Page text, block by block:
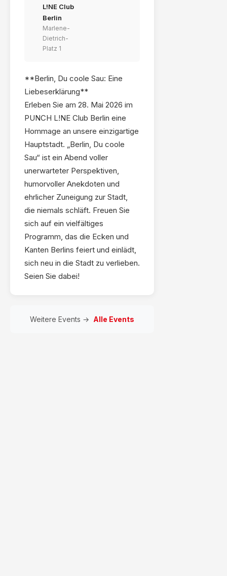
L!NE Club
Berlin
Marlene-
Dietrich-
Platz 1
**Berlin, Du coole Sau: Eine
Liebeserklärung**
Erleben Sie am 28. Mai 2026 im
PUNCH L!NE Club Berlin eine
Hommage an unsere einzigartige
Hauptstadt. „Berlin, Du coole
Sau“ ist ein Abend voller
unerwarteter Perspektiven,
humorvoller Anekdoten und
ehrlicher Zuneigung zur Stadt,
die niemals schläft. Freuen Sie
sich auf ein vielfältiges
Programm, das die Ecken und
Kanten Berlins feiert und einlädt,
sich neu in die Stadt zu verlieben.
Seien Sie dabei!
Weitere Events → Alle Events